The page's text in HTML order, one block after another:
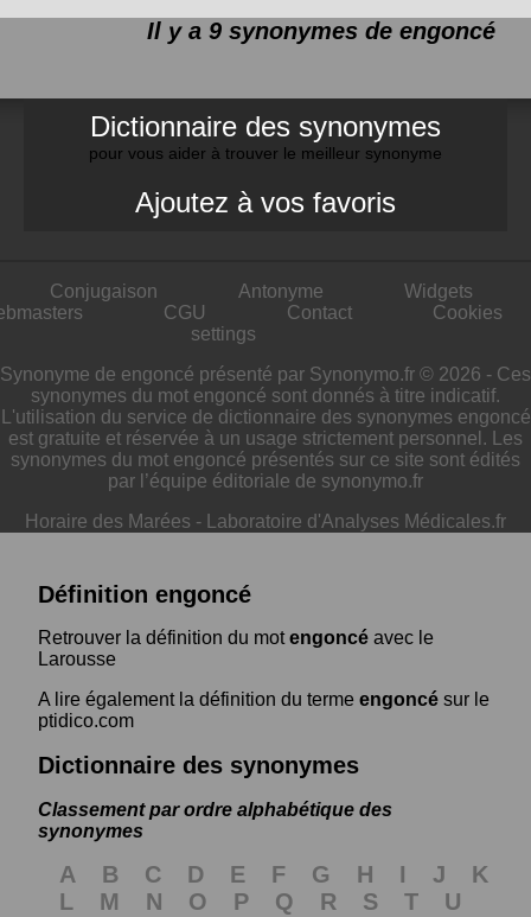
Il y a 9 synonymes de engoncé
Dictionnaire des synonymes
pour vous aider à trouver le meilleur synonyme
Ajoutez à vos favoris
Conjugaison Antonyme
Widgets
CGU Contact
Cookies
settings
Synonyme de engoncé présenté par Synonymo.fr © 2026 - Ces
synonymes du mot engoncé sont donnés à titre indicatif.
L'utilisation du service de dictionnaire des synonymes engoncé
est gratuite et réservée à un usage strictement personnel. Les
synonymes du mot engoncé présentés sur ce site sont édités
par l’équipe éditoriale de synonymo.fr
Horaire des Marées - Laboratoire d'Analyses Médicales.fr
Définition engoncé
Retrouver la définition du motengoncé avec le
Larousse
A lire également la définition du terme engoncé sur le
ptidico.com
Dictionnaire des synonymes
Classement par ordre alphabétique des
synonymes
A B C D E F G H I J
K
L
M N O P Q R S T
U